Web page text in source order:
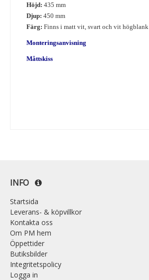
Höjd: 435 mm
Djup: 450 mm
Färg: Finns i matt vit, svart och vit högblank
Monteringsanvisning
Måttskiss
INFO
Startsida
Leverans- & köpvillkor
Kontakta oss
Om PM hem
Öppettider
Butiksbilder
Integritetspolicy
Logga in